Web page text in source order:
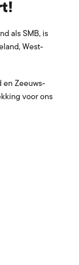
als SMB, is
West-
en Zeeuws-
voor ons